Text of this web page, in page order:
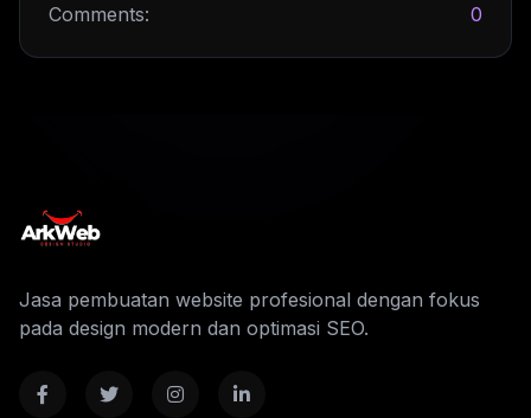
Comments:
0
Jasa pembuatan website profesional dengan fokus
pada design modern dan optimasi SEO.